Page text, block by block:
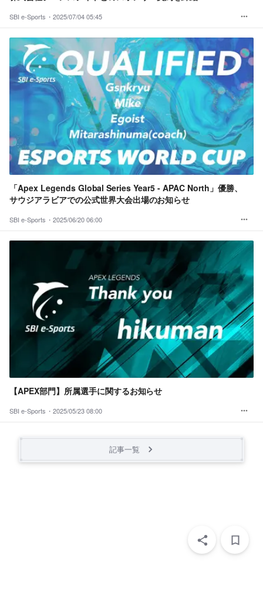
SBI e-Sports・ 2025/07/04 05:45
「Apex Legends Global Series Year5 - APAC North」優勝、
サウジアラビアでの公式世界大会出場のお知らせ
SBI e-Sports・ 2025/06/20 06:00
【APEX部門】所属選手に関するお知らせ
SBI e-Sports・ 2025/05/23 08:00
記事一覧